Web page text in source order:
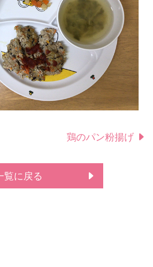
鶏のパン粉揚げ
覧に戻る